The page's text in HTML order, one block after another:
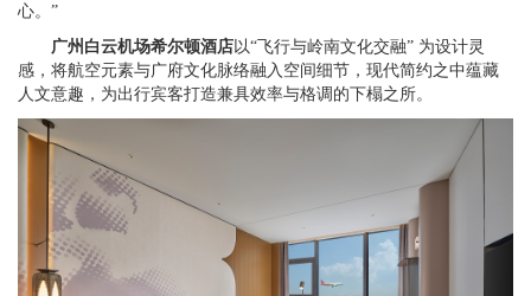
心。”
广州白云机场希尔顿酒店以“飞行与岭南文化交融” 为设计灵
感，将航空元素与广府文化脉络融入空间细节，现代简约之中蕴藏
人文意趣，为出行宾客打造兼具效率与格调的下榻之所。